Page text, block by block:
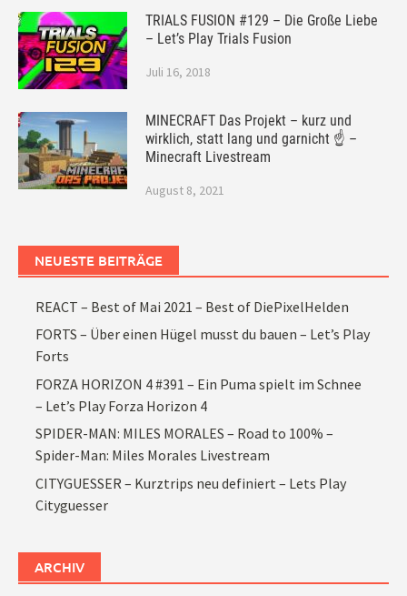
TRIALS FUSION #129 – Die Große Liebe
– Let’s Play Trials Fusion
Juli 16, 2018
MINECRAFT Das Projekt – kurz und
wirklich, statt lang und garnicht ☝ –
Minecraft Livestream
August 8, 2021
NEUESTE BEITRÄGE
REACT – Best of Mai 2021 – Best of DiePixelHelden
FORTS – Über einen Hügel musst du bauen – Let’s Play
Forts
FORZA HORIZON 4 #391 – Ein Puma spielt im Schnee
– Let’s Play Forza Horizon 4
SPIDER-MAN: MILES MORALES – Road to 100% –
Spider-Man: Miles Morales Livestream
CITYGUESSER – Kurztrips neu definiert – Lets Play
Cityguesser
ARCHIV